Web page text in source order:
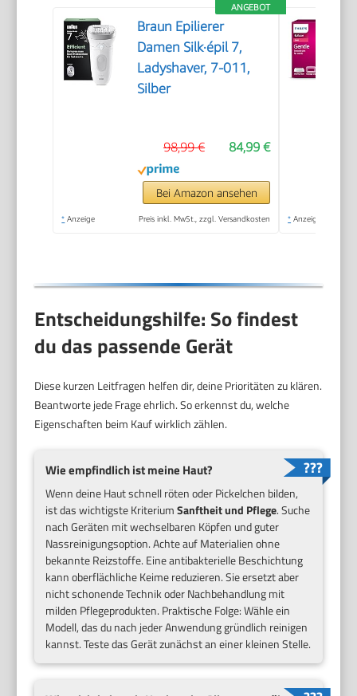
ANGEBOT
Braun Epilierer
Damen Silk·épil 7,
Ladyshaver, 7-011,
Silber
84,99 €
98,99 €
Bei Amazon ansehen
* Anzeige Preis inkl. MwSt., zzgl. Versandkosten * Anzeige
Entscheidungshilfe: So findest
du das passende Gerät
Diese kurzen Leitfragen helfen dir, deine Prioritäten zu klären.
Beantworte jede Frage ehrlich. So erkennst du, welche
Eigenschaften beim Kauf wirklich zählen.
Wie empfindlich ist meine Haut?
Wenn deine Haut schnell röten oder Pickelchen bilden,
ist das wichtigste KriteriumSanftheit und Pflege. Suche
nach Geräten mit wechselbaren Köpfen und guter
Nassreinigungsoption. Achte auf Materialien ohne
bekannte Reizstoffe. Eine antibakterielle Beschichtung
kann oberflächliche Keime reduzieren. Sie ersetzt aber
nicht schonende Technik oder Nachbehandlung mit
milden Pflegeprodukten. Praktische Folge: Wähle ein
Modell, das du nach jeder Anwendung gründlich reinigen
kannst. Teste das Gerät zunächst an einer kleinen Stelle.